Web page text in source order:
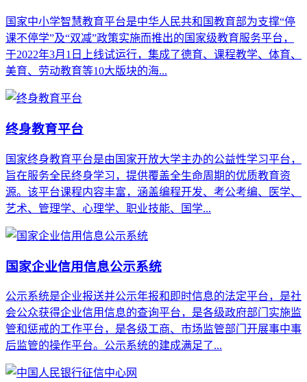
国家中小学智慧教育平台是中华人民共和国教育部为支撑“停
课不停学”及“双减”政策实施而推出的国家级教育服务平台，
于2022年3月1日上线试运行，集成了德育、课程教学、体育、
美育、劳动教育等10大版块的海...
终身教育平台
国家终身教育平台‌是由国家开放大学主办的公益性学习平台，
旨在服务全民终身学习，提供覆盖全生命周期的优质教育资
源。该平台课程内容丰富，涵盖‌编程开发、考公考编、医学、
艺术、管理学、心理学、职业技能、国学...
国家企业信用信息公示系统
公示系统是企业报送并公示年报和即时信息的法定平台，是社
会公众获得企业信用信息的查询平台，是各级政府部门实施监
管和惩戒的工作平台，是各级工商、市场监管部门开展事中事
后监管的操作平台。公示系统的建成满足了...